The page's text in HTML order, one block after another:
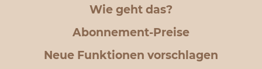
Wie geht das?
Abonnement-Preise
Neue Funktionen vorschlagen